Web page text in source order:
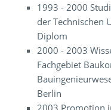
1993 - 2000
der Technischen
Diplom
2000 - 2003
Fachgebiet
Berlin
2003 Promotion